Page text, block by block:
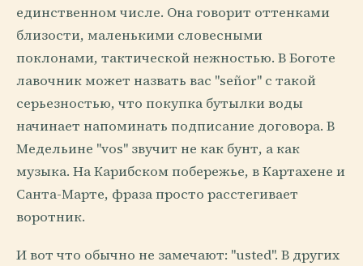
единственном числе. Она говорит оттенками
близости, маленькими словесными
поклонами, тактической нежностью. В Боготе
лавочник может назвать вас "señor" с такой
серьезностью, что покупка бутылки воды
начинает напоминать подписание договора. В
Медельине "vos" звучит не как бунт, а как
музыка. На Карибском побережье, в Картахене и
Санта-Марте, фраза просто расстегивает
воротник.
И вот что обычно не замечают: "usted". В других